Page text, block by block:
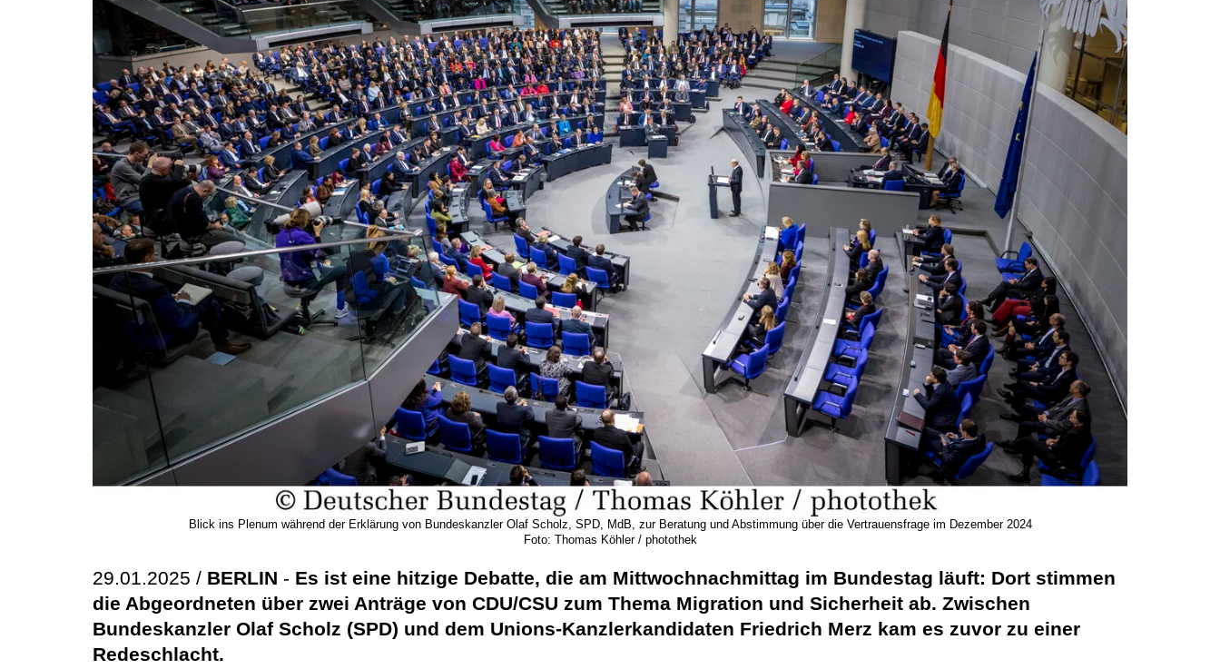
Blick ins Plenum während der Erklärung von Bundeskanzler Olaf Scholz, SPD, MdB, zur Beratung und Abstimmung über die Vertrauensfrage im Dezember 2024
Foto: Thomas Köhler / photothek
29.01.2025 / BERLIN - Es ist eine hitzige Debatte, die am Mittwochnachmittag im Bundestag läuft: Dort stimmen
die Abgeordneten über zwei Anträge von CDU/CSU zum Thema Migration und Sicherheit ab. Zwischen
Bundeskanzler Olaf Scholz (SPD) und dem Unions-Kanzlerkandidaten Friedrich Merz kam es zuvor zu einer
Redeschlacht.